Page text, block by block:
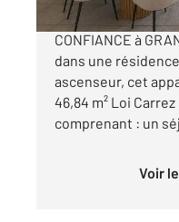
CENTURY 21
CONFIANCE à
dans une
ascenseur, cet
46,84 m² Loi
comprenant : un
Voir